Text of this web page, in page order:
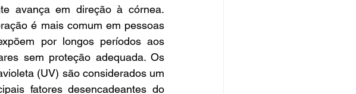
avança em direção à córnea.
é mais comum em pessoas
por longos períodos aos
sem proteção adequada. Os
(UV) são considerados um
fatores desencadeantes do